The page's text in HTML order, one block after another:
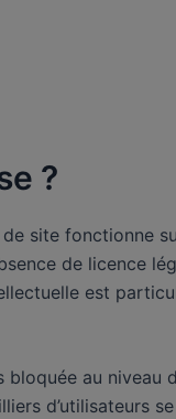
?
site fonctionne
de licence
est
bloquée au niveau
d’utilisateurs se